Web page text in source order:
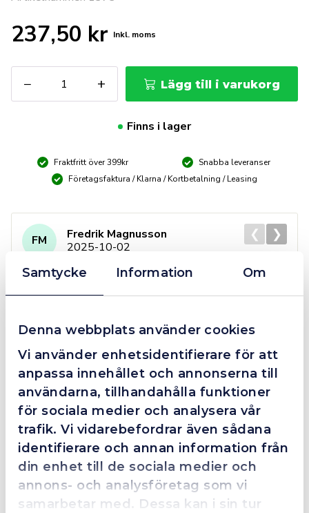
Samtycke Information Om
Denna webbplats använder cookies
Vi använder enhetsidentifierare för att
anpassa innehållet och annonserna till
användarna, tillhandahålla funktioner
för sociala medier och analysera vår
trafik. Vi vidarebefordrar även sådana
identifierare och annan information från
din enhet till de sociala medier och
annons- och analysföretag som vi
samarbetar med. Dessa kan i sin tur
237,50 kr Inkl. moms
−
Dryspitz
dry
+ Lägg till i varukorg
Finns i lager
Fraktfritt över 399kr
Snabba leveranser
Företagsfaktura / Klarna / Kortbetalning / Leasing
4.4 10 Reviews
FM
Fredrik Magnusson
2025-10-02
Dom här grabbarna är definitionen av serviceminded.
Trots en billigare order, som det blev lite strul med,
så agerade dom blixtsnabbt och löste det långt över
förväntan. Hade kontakt med Alexander, som förtjänar
en extra guldstjärna.
❮ ❯